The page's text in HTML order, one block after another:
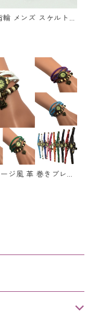
輪 メンズ スケルトン
ルハンド アンティ
バー アクセサリー
ジ風 革 巻きブレス
時計 レディース チャ
アンティーク調 ハー